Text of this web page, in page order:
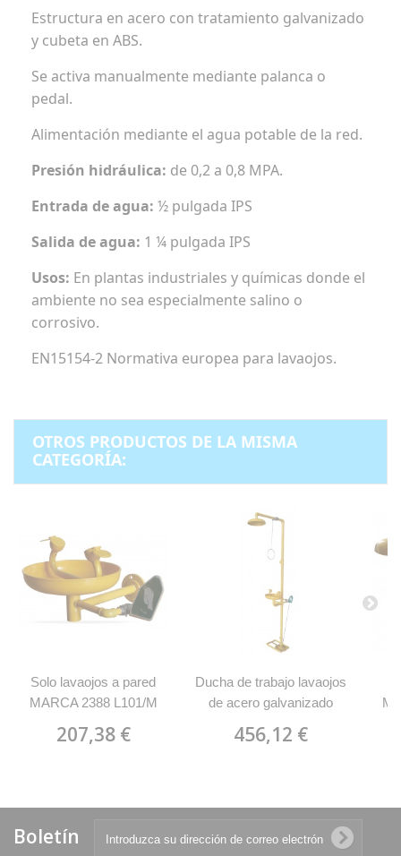
Estructura en acero con tratamiento galvanizado
y cubeta en ABS.
Se activa manualmente mediante palanca o
pedal.
Alimentación mediante el agua potable de la red.
Presión hidráulica: de 0,2 a 0,8 MPA.
Entrada de agua: ½ pulgada IPS
Salida de agua: 1 ¼ pulgada IPS
Usos: En plantas industriales y químicas donde el
ambiente no sea especialmente salino o
corrosivo.
EN15154-2 Normativa europea para lavaojos.
OTROS PRODUCTOS DE LA MISMA
CATEGORÍA:
Solo lavaojos a pared
MARCA 2388 L101/M
207,38 €
Ducha de trabajo lavaojos
de acero galvanizado
456,12 €
Boletín